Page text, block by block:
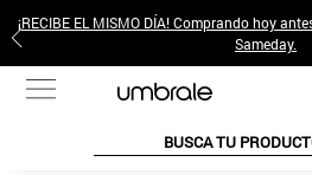
¡RECIBE EL MISMO DÍA! Comprando hoy
Sameday.
BUSCA TU PRODUCTO